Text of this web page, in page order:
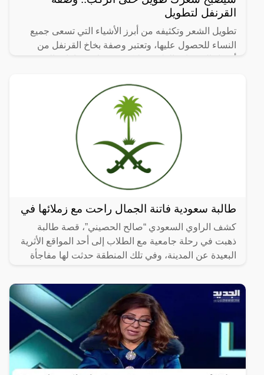
القرنفل لتطويل
تطويل الشعر وتكثيفه من أبرز الأشياء التي تسعى جميع
النساء للحصول عليها، وتعتبر وصفة بخاخ القرنفل من
طالبة سعودية فاتنة الجمال راحت مع زملائها في
كشف الراوي السعودي “صالح الحصيني”، قصة طالبة
ذهبت في رحلة جامعية مع الطلاب إلى أحد المواقع الأثرية
البعيدة عن المدينة، وفي تلك المنطقة حدثت لها مفاجأة